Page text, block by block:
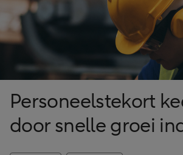
Personeelstekort
door snelle groei